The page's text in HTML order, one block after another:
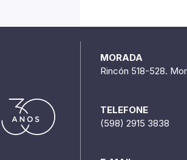
MORADA
Rincón 518-528.
TELEFONE
(598) 2915 3838